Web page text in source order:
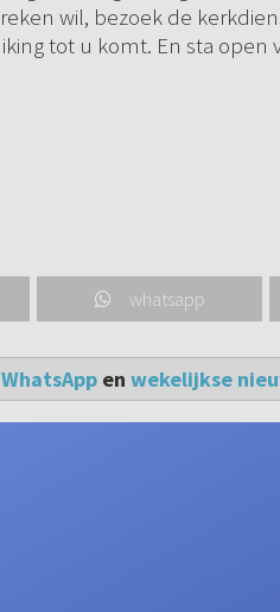
wil, bezoek de
tot u komt. En sta open
whatsapp
WhatsAppen wekelijkse